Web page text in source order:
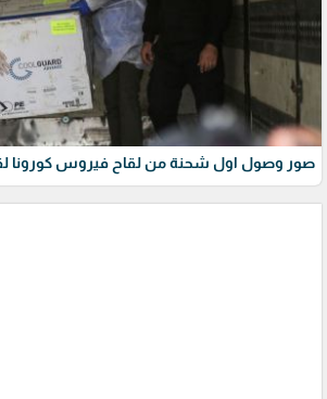
صور وصول اول شحنة من لقاح فيروس كورونا